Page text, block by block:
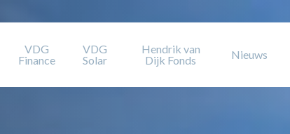
VDG
Finance
VDG
Solar
Hendrik van
Dijk Fonds
Nieuws